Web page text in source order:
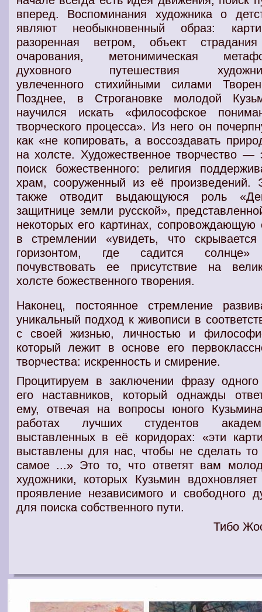
вперед. Воспоминания художника о
являют необыкновенный образ:
разоренная ветром, объект
очарования, метонимическая
духовного путешествия
увлеченного стихийными силами
Позднее, в Строгановке молодой
научился искать «философское
творческого процесса». Из него он
как «не копировать, а воссоздавать
на холсте. Художественное творчество —
поиск божественного: религия
храм, сооруженный из её произведений.
также отводит выдающуюся роль
защитнице земли русской»,
некоторых его картинах, сопровождающую
в стремлении «увидеть, что
горизонтом, где садится
почувствовать ее присутствие на
холсте божественного творения.
Наконец, постоянное стремление
уникальный подход к живописи в
с своей жизнью, личностью и
который лежит в основе его
творчества: искренность и смирение.
Процитируем в заключении фразу
его наставников, который однажды
ему, отвечая на вопросы юного
работах лучших студентов
выставленных в её коридорах: «эти
выставлены для нас, чтобы не сделать
самое ...» Это то, что ответят вам
художники, которых Кузьмин
проявление независимого и свободного
для поиска собственного пути.
Тибо